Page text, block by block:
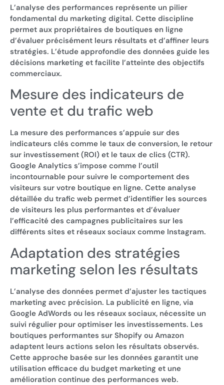
L’analyse des performances représente un pilier
fondamental du marketing digital. Cette discipline
permet aux propriétaires de boutiques en ligne
d’évaluer précisément leurs résultats et d’affiner leurs
stratégies. L’étude approfondie des données guide les
décisions marketing et facilite l’atteinte des objectifs
commerciaux.
Mesure des indicateurs de
vente et du trafic web
La mesure des performances s’appuie sur des
indicateurs clés comme le taux de conversion, le retour
sur investissement (ROI) et le taux de clics (CTR).
Google Analytics s’impose comme l’outil
incontournable pour suivre le comportement des
visiteurs sur votre boutique en ligne. Cette analyse
détaillée du trafic web permet d’identifier les sources
de visiteurs les plus performantes et d’évaluer
l’efficacité des campagnes publicitaires sur les
différents sites et réseaux sociaux comme Instagram.
Adaptation des stratégies
marketing selon les résultats
L’analyse des données permet d’ajuster les tactiques
marketing avec précision. La publicité en ligne, via
Google AdWords ou les réseaux sociaux, nécessite un
suivi régulier pour optimiser les investissements. Les
boutiques performantes sur Shopify ou Amazon
adaptent leurs actions selon les résultats observés.
Cette approche basée sur les données garantit une
utilisation efficace du budget marketing et une
amélioration continue des performances web.